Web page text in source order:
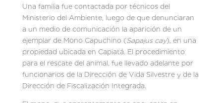
Una familia fue contactada por técnicos del
Ministerio del Ambiente, luego de que denunciaran
a un medio de comunicación la aparición de un
ejemplar de Mono Capuchino (Sapajus cay), en una
propiedad ubicada en Capiatá. El procedimiento
para el rescate del animal, fue llevado adelante por
funcionarios de la Dirección de Vida Silvestre y de la
Dirección de Fiscalización Integrada.